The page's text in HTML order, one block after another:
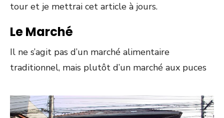
tour et je mettrai cet article à jours.
Le Marché
Il ne s’agit pas d’un marché alimentaire
traditionnel, mais plutôt d’un marché aux puces